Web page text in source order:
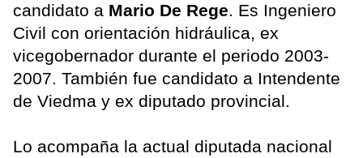
candidato a Mario De Rege. Es Ingeniero
Civil con orientación hidráulica, ex
vicegobernador durante el periodo 2003-
2007. También fue candidato a Intendente
de Viedma y ex diputado provincial.
Lo acompaña la actual diputada nacional